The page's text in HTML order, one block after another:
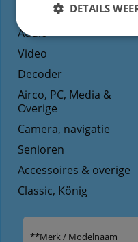
Blu-ray
Audio
Video
Decoder
Airco, PC, Media &
Overige
Camera, navigatie
Senioren
Accessoires & overige
Classic, König
DETAILS